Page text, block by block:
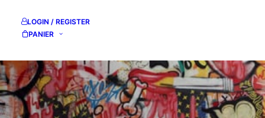
LOGIN / REGISTER
PANIER